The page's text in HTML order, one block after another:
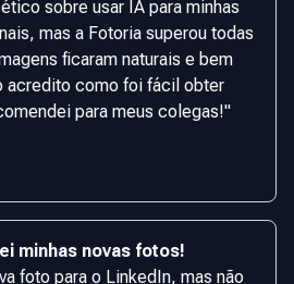
sobre usar IA para minhas
mas a Fotoria superou todas
ficaram naturais e bem
acredito como foi fácil obter
para meus colegas!"
minhas novas fotos!
foto para o LinkedIn, mas não